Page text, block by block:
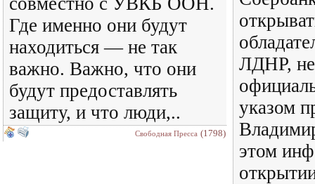
Где именно они будут
находиться — не так
важно. Важно, что они
будут предоставлять
защиту, и что люди,..
Свободная Пресса (1798)
ЛДНР,
указом
этом